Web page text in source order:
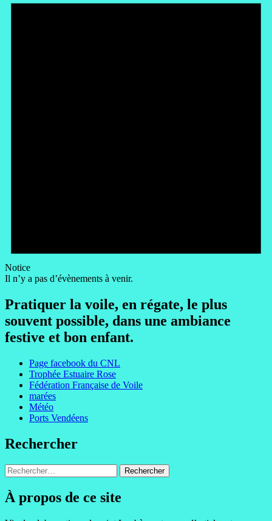
Notice
Il n’y a pas d’évènements à venir.
Pratiquer la voile, en régate, le plus
souvent possible, dans une ambiance
festive et bon enfant.
Page facebook du CNL
Trophée Estuaire Rose
Fédération Française de Voile
marées
Météo
Ports Vendéens
Rechercher
Rechercher :
À propos de ce site